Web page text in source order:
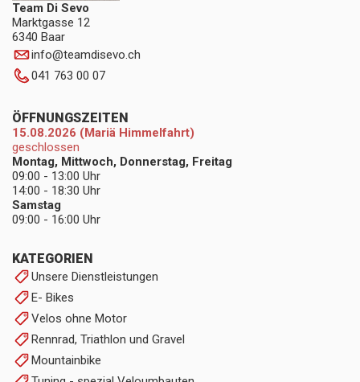
Team Di Sevo
Marktgasse 12
6340 Baar
info@teamdisevo.ch
041 763 00 07
KATEGORIEN
Unsere Dienstleistungen
E- Bikes
Velos ohne Motor
Rennrad, Triathlon und Gravel
Mountainbike
ÖFFNUNGSZEITEN
15.08.2026 (Mariä Himmelfahrt)
geschlossen
Montag, Mittwoch, Donnerstag, Freitag
09:00 - 13:00 Uhr
14:00 - 18:30 Uhr
Samstag
09:00 - 16:00 Uhr